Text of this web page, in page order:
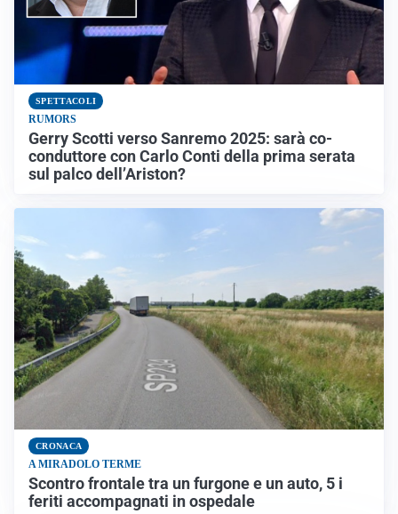
SPETTACOLI
RUMORS
Gerry Scotti verso Sanremo 2025: sarà co-
conduttore con Carlo Conti della prima serata
sul palco dell’Ariston?
CRONACA
A MIRADOLO TERME
Scontro frontale tra un furgone e un auto, 5 i
feriti accompagnati in ospedale